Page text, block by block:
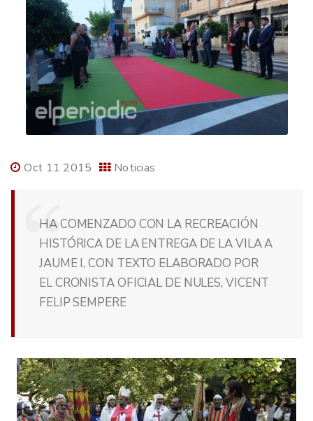
Oct 11 2015 Noticias
HA COMENZADO CON LA RECREACIÓN
HISTÓRICA DE LA ENTREGA DE LA VILA A
JAUME I, CON TEXTO ELABORADO POR
EL CRONISTA OFICIAL DE NULES, VICENT
FELIP SEMPERE